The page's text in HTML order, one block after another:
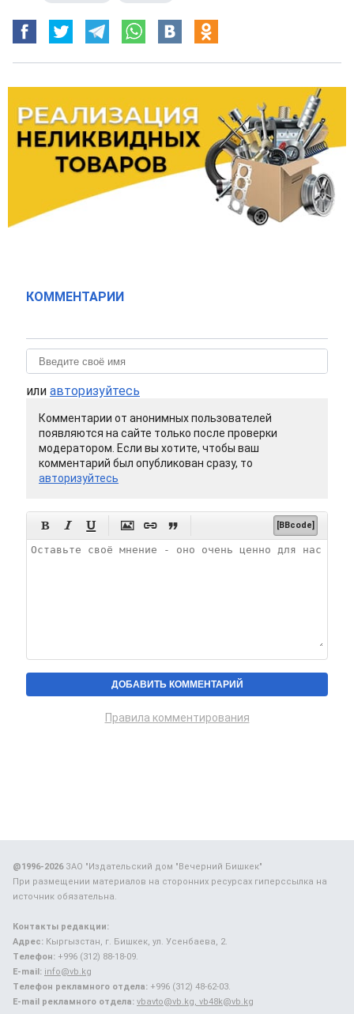
КОММЕНТАРИИ
или авторизуйтесь
Комментарии от анонимных пользователей
появляются на сайте только после проверки
модератором. Если вы хотите, чтобы ваш
комментарий был опубликован сразу, то
авторизуйтесь
      [BBcode]
Правила комментирования
@1996-2026ЗАО "Издательский дом "Вечерний Бишкек"
При размещении материалов на сторонних ресурсах гиперссылка на
источник обязательна.
Контакты редакции:
Адрес: Кыргызстан, г. Бишкек, ул. Усенбаева, 2.
Телефон: +996 (312) 88-18-09.
E-mail: info@vb.kg
Телефон рекламного отдела: +996 (312) 48-62-03.
E-mail рекламного отдела: vbavto@vb.kg, vb48k@vb.kg